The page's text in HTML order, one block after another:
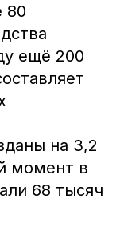
80
ещё 200
на 3,2
момент в
68 тысяч